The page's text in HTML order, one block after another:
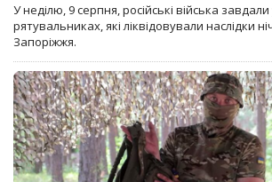
У неділю, 9 серпня, російські війська
рятувальниках, які ліквідовували наслідки
Запоріжжя.